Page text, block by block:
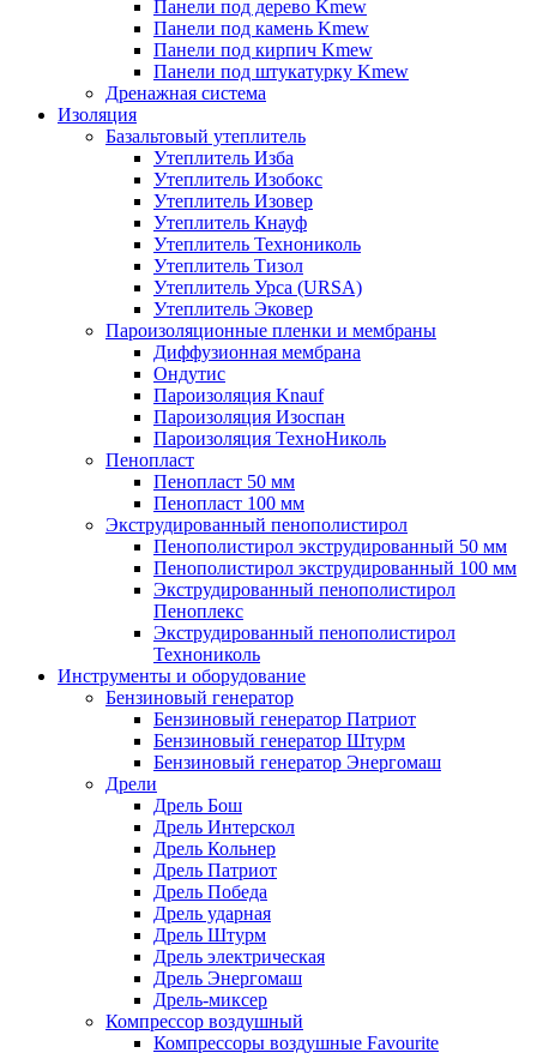
Панели под дерево Kmew
Панели под камень Kmew
Панели под кирпич Kmew
Панели под штукатурку Kmew
Дренажная система
Изоляция
Базальтовый утеплитель
Утеплитель Изба
Утеплитель Изобокс
Утеплитель Изовер
Утеплитель Кнауф
Утеплитель Технониколь
Утеплитель Тизол
Утеплитель Урса (URSA)
Утеплитель Эковер
Пароизоляционные пленки и мембраны
Диффузионная мембрана
Ондутис
Пароизоляция Knauf
Пароизоляция Изоспан
Пароизоляция ТехноНиколь
Пенопласт
Пенопласт 50 мм
Пенопласт 100 мм
Экструдированный пенополистирол
Пенополистирол экструдированный 50 мм
Пенополистирол экструдированный 100 мм
Экструдированный пенополистирол
Пеноплекс
Экструдированный пенополистирол
Технониколь
Инструменты и оборудование
Бензиновый генератор
Бензиновый генератор Патриот
Бензиновый генератор Штурм
Бензиновый генератор Энергомаш
Дрели
Дрель Бош
Дрель Интерскол
Дрель Кольнер
Дрель Патриот
Дрель Победа
Дрель ударная
Дрель Штурм
Дрель электрическая
Дрель Энергомаш
Дрель-миксер
Компрессор воздушный
Компрессоры воздушные Favourite